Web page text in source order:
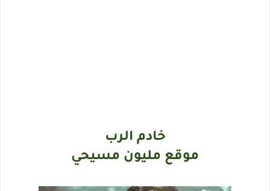
خادم الرب
موقع مليون مسيحي